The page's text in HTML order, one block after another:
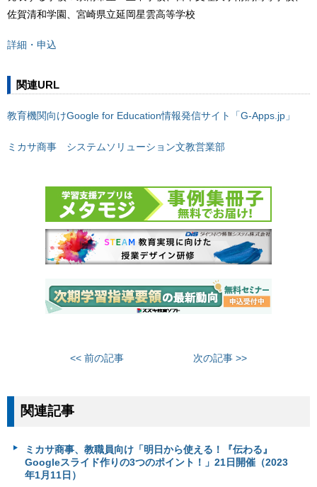
佐賀清和学園、宮崎県立延岡星雲高等学校
詳細・申込
関連URL
教育機関向けGoogle for Education情報発信サイト「G-Apps.jp」
ミカサ商事 システムソリューション文教営業部
<< 前の記事 次の記事 >>
関連記事
ミカサ商事、教職員向け「明日から使える！『伝わる』
Googleスライド作りの3つのポイント！」21日開催（2023
年1月11日）